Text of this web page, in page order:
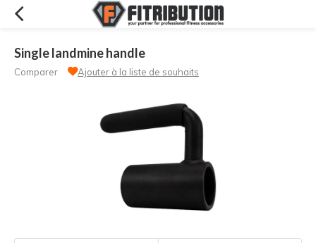
Single landmine handle
Comparer Ajouter à la liste de souhaits